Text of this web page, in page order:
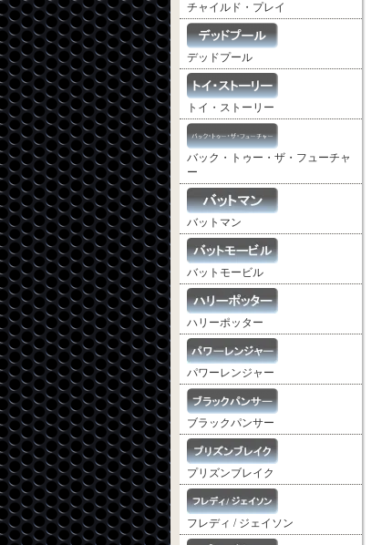
チャイルド・プレイ
デッドプール
トイ・ストーリー
バック・トゥー・ザ・フューチャ
ー
バットマン
バットモービル
ハリーポッター
パワーレンジャー
ブラックパンサー
プリズンブレイク
フレディ / ジェイソン